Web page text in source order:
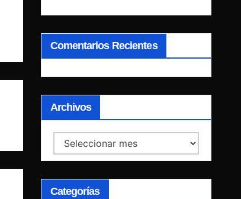
Comentarios Recientes
Archivos
Archivos
Categorías